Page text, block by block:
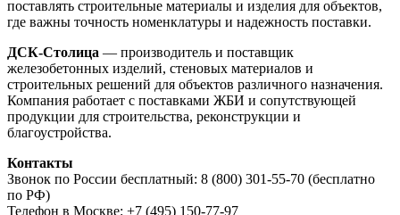
поставлять строительные материалы и изделия для объектов,
где важны точность номенклатуры и надежность поставки.
ДСК-Столица — производитель и поставщик
железобетонных изделий, стеновых материалов и
строительных решений для объектов различного назначения.
Компания работает с поставками ЖБИ и сопутствующей
продукции для строительства, реконструкции и
благоустройства.
Контакты
Звонок по России бесплатный: 8 (800) 301-55-70 (бесплатно
по РФ)
Телефон в Москве: +7 (495) 150-77-97